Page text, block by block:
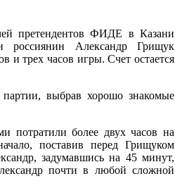
претендентов ФИДЕ в Казани
россиянин Александр Грищук
и трех часов игры. Счет остается
выбрав хорошо знакомые
потратили более двух часов на
поставив перед Грищуком
задумавшись на 45 минут,
почти в любой сложной